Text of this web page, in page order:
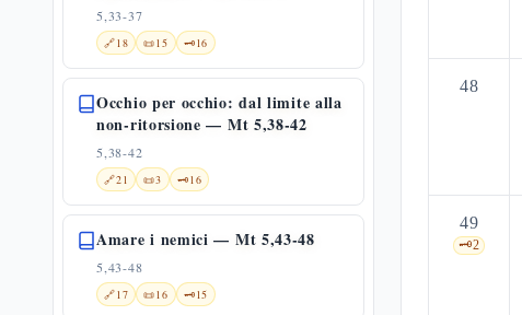
5,33-37
🔗18 📜15 🗝️16
Occhio per occhio: dal limite alla
non-ritorsione — Mt 5,38-42
5,38-42
🔗21 📜3 🗝️16
Amare i nemici — Mt 5,43-48
5,43-48
🔗17 📜16 🗝️15
48
49
🗝️2